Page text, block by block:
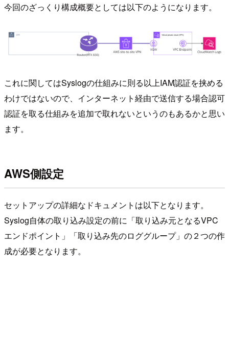
今回のざっくり構成概要としては以下のようになります。
これに関してはSyslogの仕組みに則る以上IAM認証を挟める
わけではないので、インターネット経由で送信する場合認可
認証を取る仕組みを追加で取れないというのもあるかと思い
ます。
AWS側設定
セットアップの詳細なドキュメントは以下となります。
Syslog自体の取り込み設定の前に「取り込み元となるVPC
エンドポイント」「取り込み先のロググループ」の２つの作
成が必要となります。